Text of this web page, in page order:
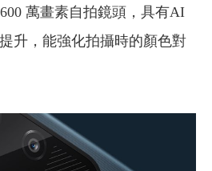
萬畫素自拍鏡頭，具有AI
升，能強化拍攝時的顏色對